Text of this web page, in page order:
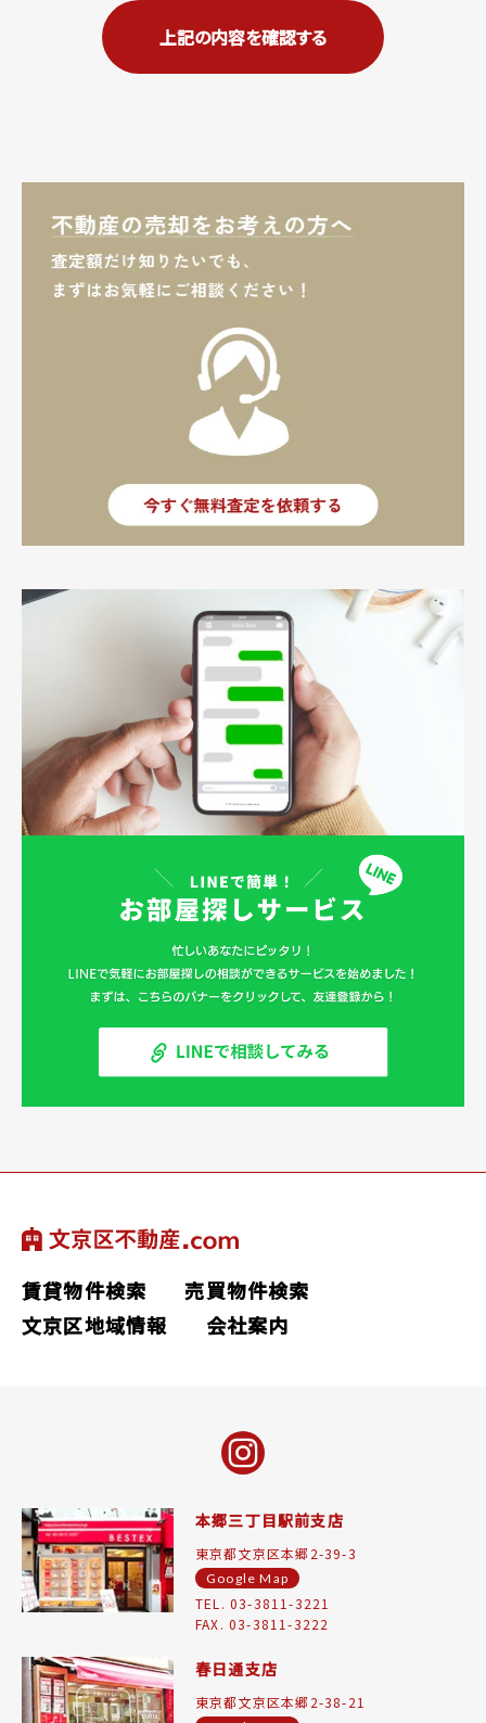
賃貸物件検索
売買物件検索
文京区地域情報
会社案内
本郷三丁目駅前支店
東京都文京区本郷2-39-3
Google Map
TEL. 03-3811-3221
FAX. 03-3811-3222
春日通支店
東京都文京区本郷2-38-21